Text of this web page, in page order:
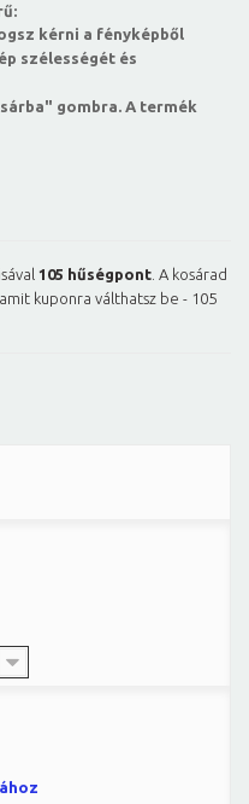
kérni a fényképből
szélességét és
gombra. A termék
105 hűségpont . A kosárad
kuponra válthatsz be - 105